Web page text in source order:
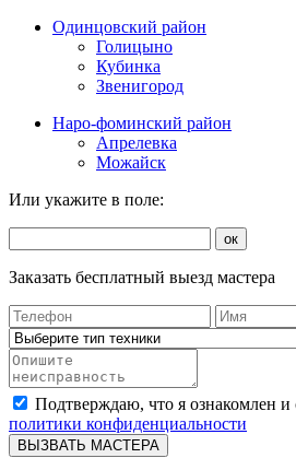
Одинцовский район
Голицыно
Кубинка
Звенигород
Наро-фоминский район
Апрелевка
Можайск
Или укажите в поле:
ок
Заказать бесплатный выезд мастера
Подтверждаю, что я ознакомлен и
политики конфиденциальности
ВЫЗВАТЬ МАСТЕРА